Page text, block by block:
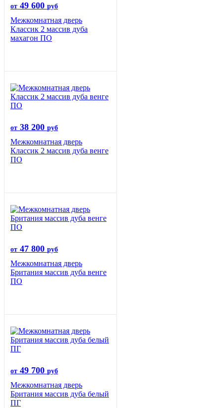
от 49 600 руб
Межкомнатная дверь
Классик 2 массив дуба
махагон ПО
от 38 200 руб
Межкомнатная дверь
Классик 2 массив дуба венге
ПО
от 47 800 руб
Межкомнатная дверь
Британия массив дуба венге
ПО
от 49 700 руб
Межкомнатная дверь
Британия массив дуба белый
ПГ